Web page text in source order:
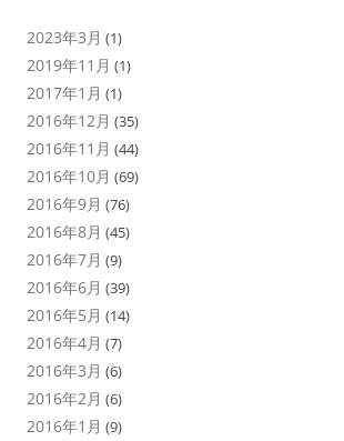
2023年3月 (1)
2019年11月 (1)
2017年1月 (1)
2016年12月 (35)
2016年11月 (44)
2016年10月 (69)
2016年9月 (76)
2016年8月 (45)
2016年7月 (9)
2016年6月 (39)
2016年5月 (14)
2016年4月 (7)
2016年3月 (6)
2016年2月 (6)
2016年1月 (9)